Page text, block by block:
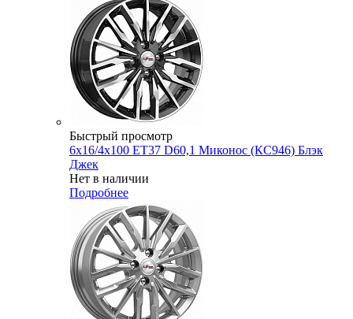
Быстрый просмотр
6x16/4x100 ET37 D60,1 Миконос (КС946) Блэк
Джек
Нет в наличии
Подробнее